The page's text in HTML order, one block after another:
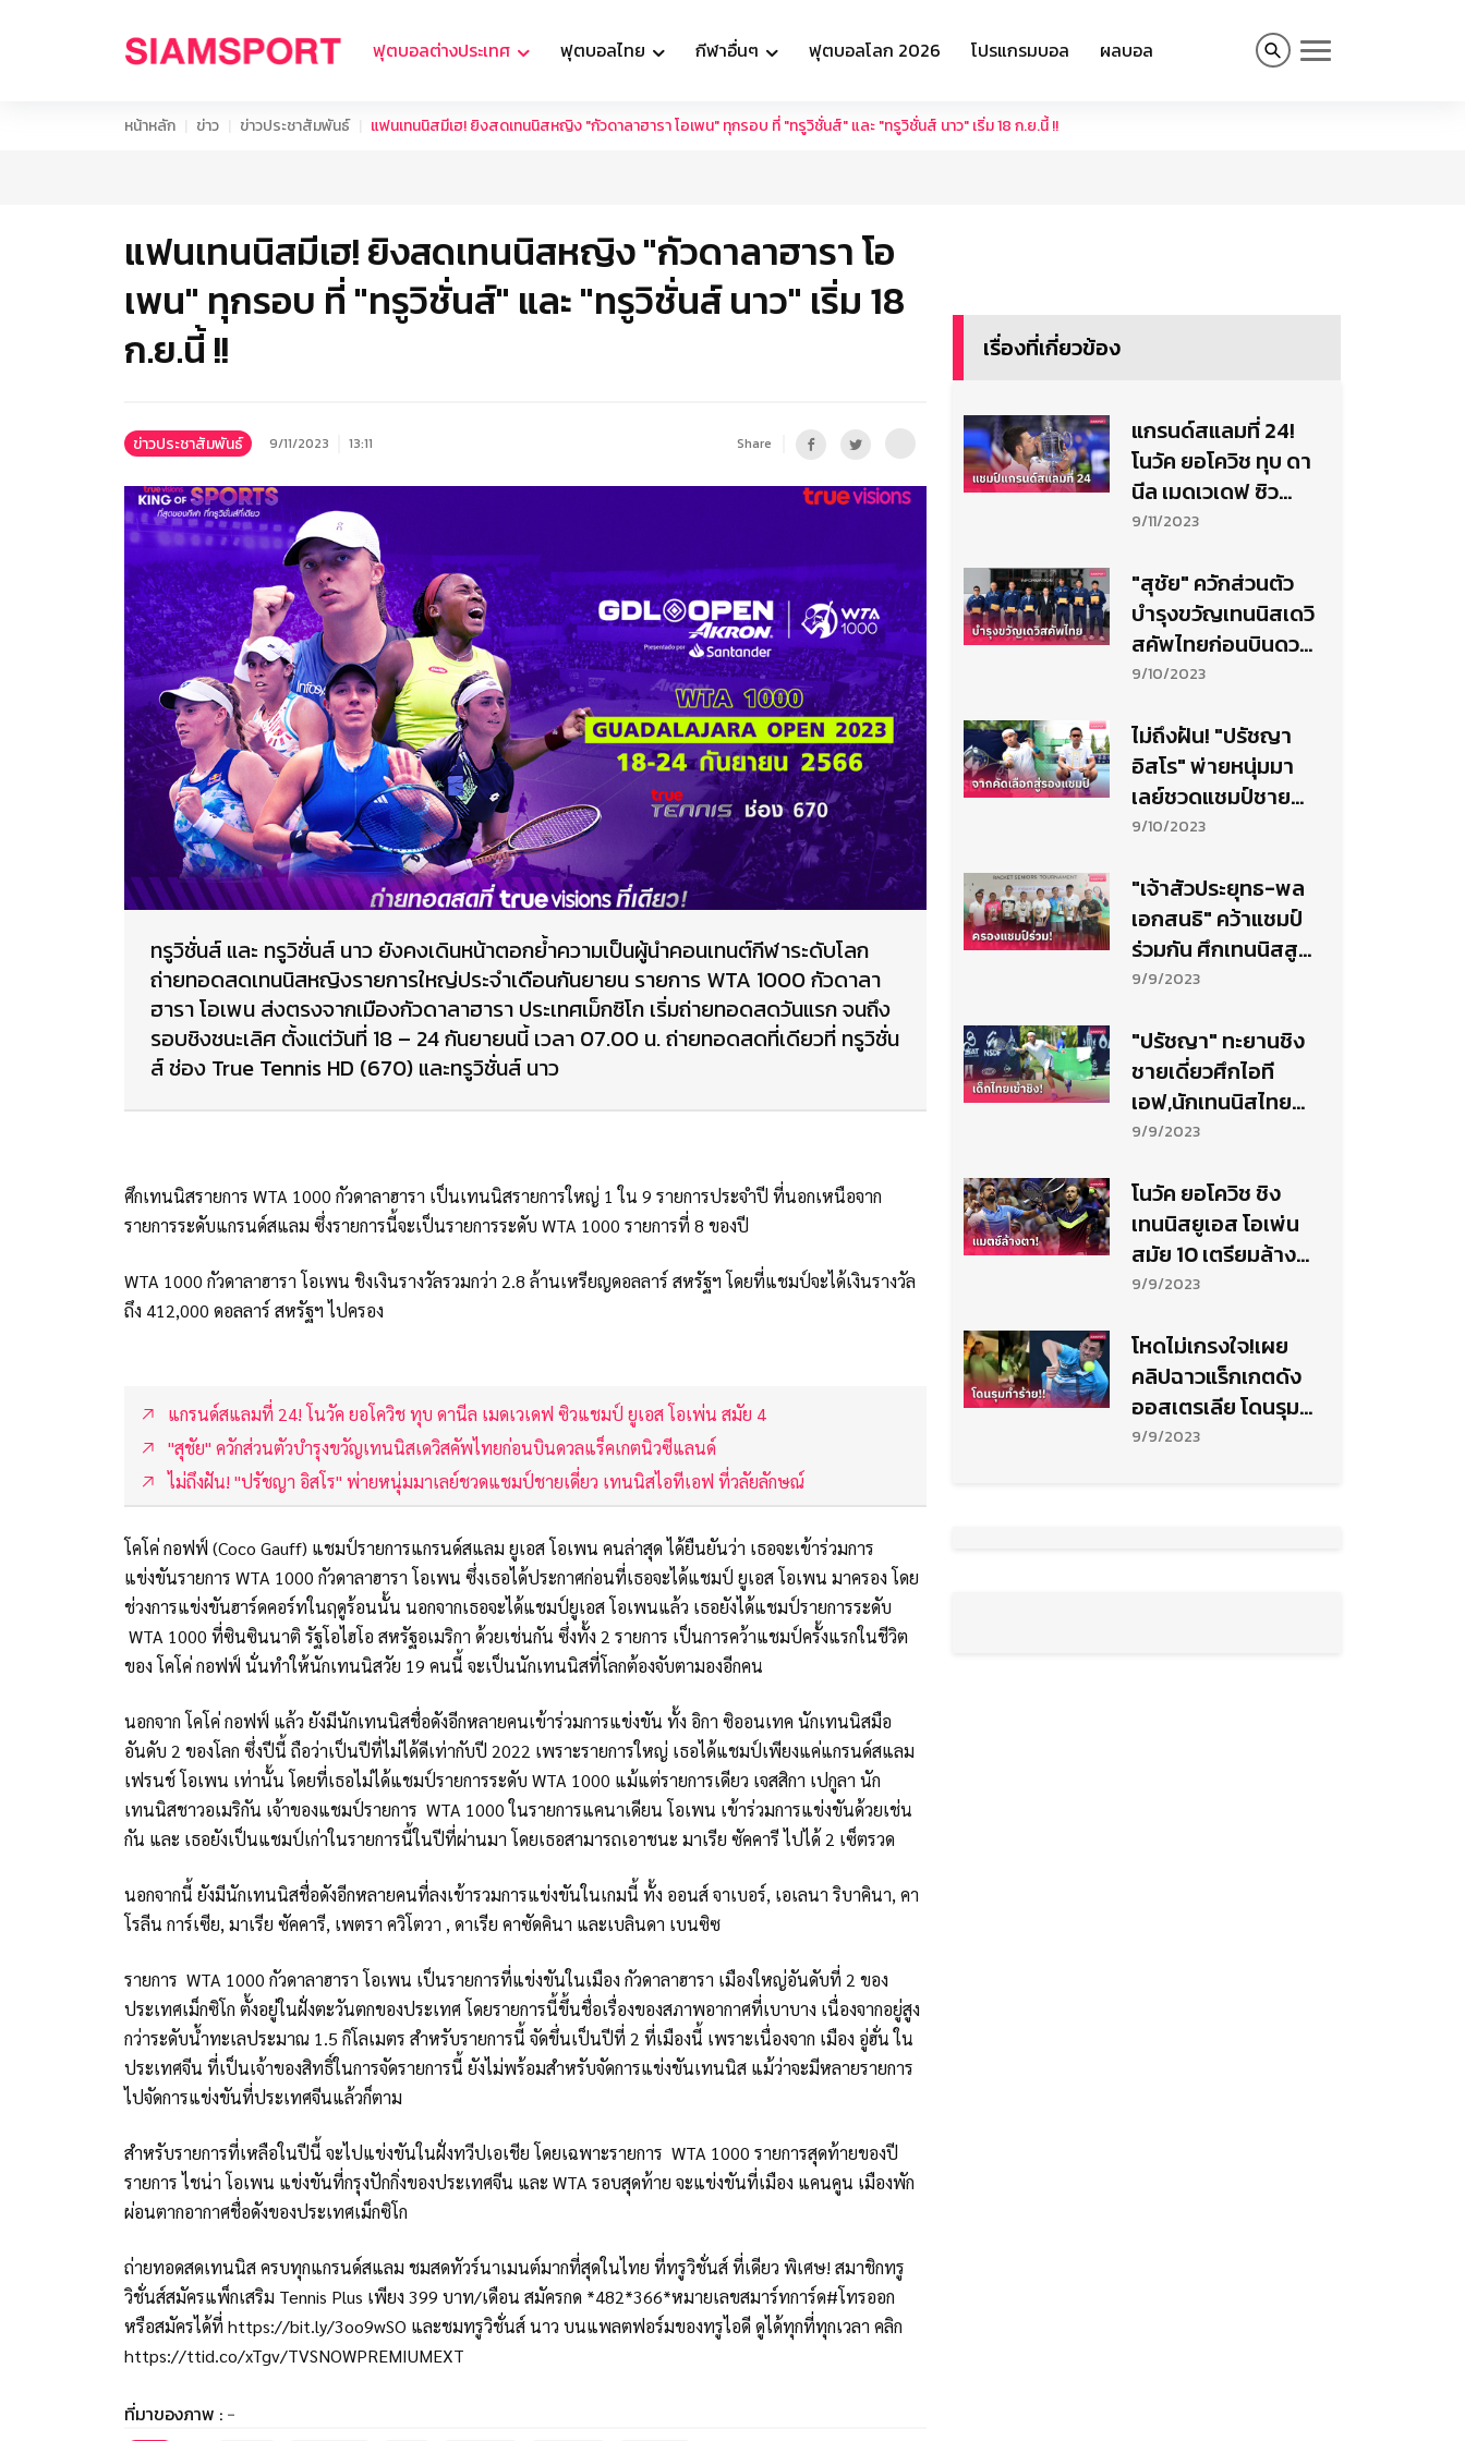
ฟุตบอลต่างประเทศ ฟุตบอลไทย กีฬาอื่นๆ ฟุตบอลโลก 2026 โปรแกรมบอล ผลบอล
หน้าหลัก ข่าว ข่าวประชาสัมพันธ์ แฟนเทนนิสมีเฮ! ยิงสดเทนนิสหญิง "กัวดาลาฮารา โอเพน" ทุกรอบ ที่ "ทรูวิชั่นส์" และ "ทรูวิชั่นส์ นาว" เริ่ม 18 ก.ย.นี้ !!
แฟนเทนนิสมีเฮ! ยิงสดเทนนิสหญิง "กัวดาลาฮารา โอ
เพน" ทุกรอบ ที่ "ทรูวิชั่นส์" และ "ทรูวิชั่นส์ นาว" เริ่ม 18
ก.ย.นี้ !!
ข่าวประชาสัมพันธ์ 9/11/2023 13:11 Share
ทรูวิชั่นส์ และ ทรูวิชั่นส์ นาว ยังคงเดินหน้าตอกย้ำความเป็นผู้นำคอนเทนต์กีฬาระดับโลก
ถ่ายทอดสดเทนนิสหญิงรายการใหญ่ประจำเดือนกันยายน รายการ WTA 1000 กัวดาลา
ฮารา โอเพน ส่งตรงจากเมืองกัวดาลาฮารา ประเทศเม็กซิโก เริ่มถ่ายทอดสดวันแรก จนถึง
รอบชิงชนะเลิศ ตั้งแต่วันที่ 18 – 24 กันยายนนี้ เวลา 07.00 น. ถ่ายทอดสดที่เดียวที่ ทรูวิชั่น
ส์ ช่อง True Tennis HD (670) และทรูวิชั่นส์ นาว
ศึกเทนนิสรายการ WTA 1000 กัวดาลาฮารา เป็นเทนนิสรายการใหญ่ 1 ใน 9 รายการประจำปี ที่นอกเหนือจาก
รายการระดับแกรนด์สแลม ซึ่งรายการนี้จะเป็นรายการระดับ WTA 1000 รายการที่ 8 ของปี
WTA 1000 กัวดาลาฮารา โอเพน ชิงเงินรางวัลรวมกว่า 2.8 ล้านเหรียญดอลลาร์ สหรัฐฯ โดยที่แชมป์จะได้เงินรางวัล
ถึง 412,000 ดอลลาร์ สหรัฐฯ ไปครอง
แกรนด์สแลมที่ 24! โนวัค ยอโควิช ทุบ ดานีล เมดเวเดฟ ซิวแชมป์ ยูเอส โอเพ่น สมัย 4
"สุชัย" ควักส่วนตัวบำรุงขวัญเทนนิสเดวิสคัพไทยก่อนบินดวลแร็คเกตนิวซีแลนด์
ไม่ถึงฝัน! "ปรัชญา อิสโร" พ่ายหนุ่มมาเลย์ชวดแชมป์ชายเดี่ยว เทนนิสไอทีเอฟ ที่วลัยลักษณ์
โคโค่ กอฟฟ์ (Coco Gauff) แชมป์รายการแกรนด์สแลม ยูเอส โอเพน คนล่าสุด ได้ยืนยันว่า เธอจะเข้าร่วมการ
แข่งขันรายการ WTA 1000 กัวดาลาฮารา โอเพน ซึ่งเธอได้ประกาศก่อนที่เธอจะได้แชมป์ ยูเอส โอเพน มาครอง โดย
ช่วงการแข่งขันฮาร์ดคอร์ทในฤดูร้อนนั้น นอกจากเธอจะได้แชมป์ยูเอส โอเพนแล้ว เธอยังได้แชมป์รายการระดับ
WTA 1000 ที่ซินซินนาติ รัฐโอไฮโอ สหรัฐอเมริกา ด้วยเช่นกัน ซึ่งทั้ง 2 รายการ เป็นการคว้าแชมป์ครั้งแรกในชีวิต
ของ โคโค่ กอฟฟ์ นั่นทำให้นักเทนนิสวัย 19 คนนี้ จะเป็นนักเทนนิสที่โลกต้องจับตามองอีกคน
นอกจาก โคโค่ กอฟฟ์ แล้ว ยังมีนักเทนนิสชื่อดังอีกหลายคนเข้าร่วมการแข่งขัน ทั้ง อิกา ซิออนเทค นักเทนนิสมือ
อันดับ 2 ของโลก ซึ่งปีนี้ ถือว่าเป็นปีที่ไม่ได้ดีเท่ากับปี 2022 เพราะรายการใหญ่ เธอได้แชมป์เพียงแค่แกรนด์สแลม
เฟรนช์ โอเพน เท่านั้น โดยที่เธอไม่ได้แชมป์รายการระดับ WTA 1000 แม้แต่รายการเดียว เจสสิกา เปกูลา นัก
เทนนิสชาวอเมริกัน เจ้าของแชมป์รายการ WTA 1000 ในรายการแคนาเดียน โอเพน เข้าร่วมการแข่งขันด้วยเช่น
กัน และ เธอยังเป็นแชมป์เก่าในรายการนี้ในปีที่ผ่านมา โดยเธอสามารถเอาชนะ มาเรีย ซัคคารี ไปได้ 2 เซ็ตรวด
นอกจากนี้ ยังมีนักเทนนิสชื่อดังอีกหลายคนที่ลงเข้ารวมการแข่งขันในเกมนี้ ทั้ง ออนส์ จาเบอร์, เอเลนา ริบาคินา, คา
โรลีน การ์เซีย, มาเรีย ซัคคารี, เพตรา ควิโตวา , ดาเรีย คาซัดคินา และเบลินดา เบนซิซ
รายการ WTA 1000 กัวดาลาฮารา โอเพน เป็นรายการที่แข่งขันในเมือง กัวดาลาฮารา เมืองใหญ่อันดับที่ 2 ของ
ประเทศเม็กซิโก ตั้งอยู่ในฝั่งตะวันตกของประเทศ โดยรายการนี้ขึ้นชื่อเรื่องของสภาพอากาศที่เบาบาง เนื่องจากอยู่สูง
กว่าระดับน้ำทะเลประมาณ 1.5 กิโลเมตร สำหรับรายการนี้ จัดขึ่นเป็นปีที่ 2 ที่เมืองนี้ เพราะเนื่องจาก เมือง อู่ฮั่น ใน
ประเทศจีน ที่เป็นเจ้าของสิทธิ์ในการจัดรายการนี้ ยังไม่พร้อมสำหรับจัดการแข่งขันเทนนิส แม้ว่าจะมีหลายรายการ
ไปจัดการแข่งขันที่ประเทศจีนแล้วก็ตาม
สำหรับรายการที่เหลือในปีนี้ จะไปแข่งขันในฝั่งทวีปเอเชีย โดยเฉพาะรายการ WTA 1000 รายการสุดท้ายของปี
รายการ ไชน่า โอเพน แข่งขันที่กรุงปักกิ่งของประเทศจีน และ WTA รอบสุดท้าย จะแข่งขันที่เมือง แคนคูน เมืองพัก
ผ่อนตากอากาศชื่อดังของประเทศเม็กซิโก
ถ่ายทอดสดเทนนิส ครบทุกแกรนด์สแลม ชมสดทัวร์นาเมนต์มากที่สุดในไทย ที่ทรูวิชั่นส์ ที่เดียว พิเศษ! สมาชิกทรู
วิชั่นส์สมัครแพ็กเสริม Tennis Plus เพียง 399 บาท/เดือน สมัครกด *482*366*หมายเลขสมาร์ทการ์ด#โทรออก
หรือสมัครได้ที่ https://bit.ly/3oo9wSO และชมทรูวิชั่นส์ นาว บนแพลตฟอร์มของทรูไอดี ดูได้ทุกที่ทุกเวลา คลิก
https://ttid.co/xTgv/TVSNOWPREMIUMEXT
ที่มาของภาพ : -
เรื่องที่เกี่ยวข้อง
แกรนด์สแลมที่ 24!
โนวัค ยอโควิช ทุบ ดา
นีล เมดเวเดฟ ซิว
แชมป์ ยูเอส โอเพ่น
9/11/2023
"สุชัย" ควักส่วนตัว
บำรุงขวัญเทนนิสเดวิ
สคัพไทยก่อนบินดวล
แร็คเกตนิวซีแลนด์
9/10/2023
ไม่ถึงฝัน! "ปรัชญา
อิสโร" พ่ายหนุ่มมา
เลย์ชวดแชมป์ชาย
เดี่ยว เทนนิสไอทีเอฟ
9/10/2023
"เจ้าสัวประยุทธ-พล
เอกสนธิ" คว้าแชมป์
ร่วมกัน ศึกเทนนิสสูง
อายุ
9/9/2023
"ปรัชญา" ทะยานชิง
ชายเดี่ยวศึกไอที
เอฟ,นักเทนนิสไทย
ครองแชมป์ประเภทคู่
9/9/2023
โนวัค ยอโควิช ชิง
เทนนิสยูเอส โอเพ่น
สมัย 10 เตรียมล้าง
ตา ดานีล เมดเวเดฟ
9/9/2023
โหดไม่เกรงใจ!เผย
คลิปฉาวแร็กเกตดัง
ออสเตรเลีย โดนรุม
ทำร้ายร่างกาย
9/9/2023